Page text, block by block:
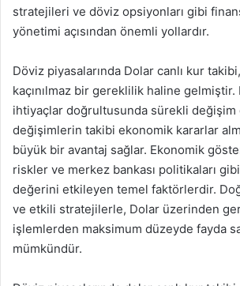
stratejileri ve döviz opsiyonları gibi
yönetimi açısından önemli yollardır.
Döviz piyasalarında Dolar canlı kur
kaçınılmaz bir gereklilik haline gelmiştir.
ihtiyaçlar doğrultusunda sürekli
değişimlerin takibi ekonomik kararlar
büyük bir avantaj sağlar. Ekonomik
riskler ve merkez bankası politikaları
değerini etkileyen temel faktörlerdir.
ve etkili stratejilerle, Dolar üzerinden
işlemlerden maksimum düzeyde fayda
mümkündür.